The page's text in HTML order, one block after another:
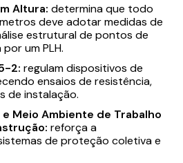
Altura: determina que todo
deve adotar medidas de
estrutural de pontos de
um PLH.
2: regulam dispositivos de
ensaios de resistência,
de instalação.
Meio Ambiente de Trabalho
: reforça a
de proteção coletiva e